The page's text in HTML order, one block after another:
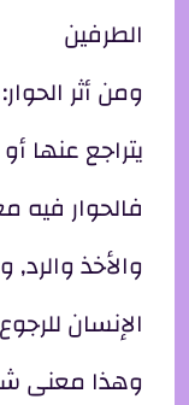
الطرفين
ومن أثر
يتراجع عنها
فالحوار فيه
والأخذ
الإنسان
وهذا معنى